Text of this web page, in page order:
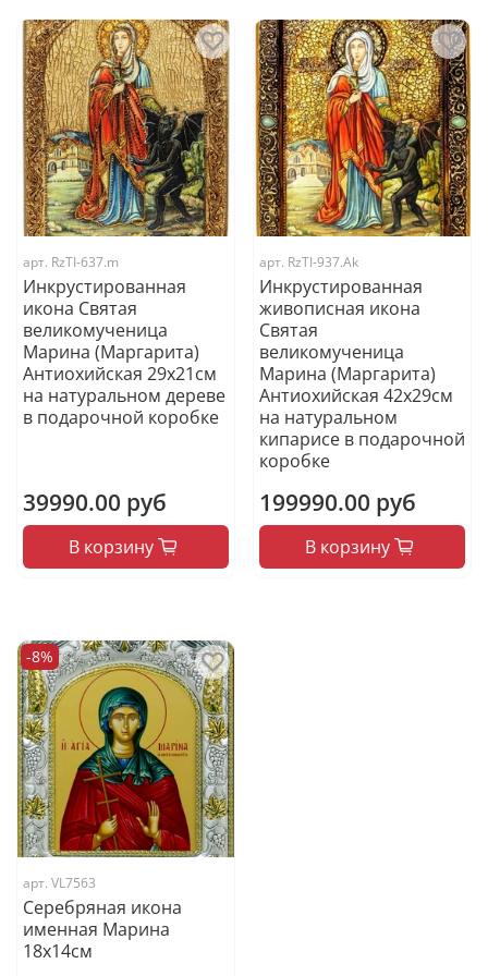
арт. RzTI-637.m
Инкрустированная
икона Святая
великомученица
Марина (Маргарита)
Антиохийская 29х21см
на натуральном дереве
в подарочной коробке
39990.00 руб
В корзину
арт. RzTI-937.Ak
Инкрустированная
живописная икона
Святая
великомученица
Марина (Маргарита)
Антиохийская 42х29см
на натуральном
кипарисе в подарочной
коробке
199990.00 руб
В корзину
-8%
арт. VL7563
Серебряная икона
именная Марина
18x14см